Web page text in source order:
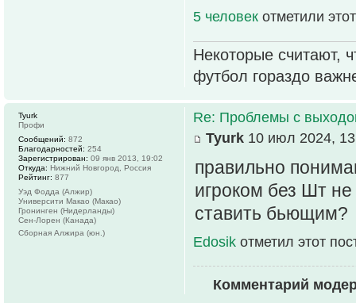
5 человек отметили
Некоторые считают,
футбол гораздо
Re: Проблемы с
Tyurk 10 июл 2024,
правильно
игроком без Шт не
ставить бьющим?
Edosik отметил этот
Комментарий
Tyurk
Профи
Сообщений: 872
Благодарностей: 254
Зарегистрирован: 09 янв 2013, 19:02
Откуда: Нижний Новгород, Россия
Рейтинг: 877
Уэд Фодда (Алжир)
Университи Макао (Макао)
Гронинген (Нидерланды)
Сен-Лорен (Канада)
Сборная Алжира (юн.)